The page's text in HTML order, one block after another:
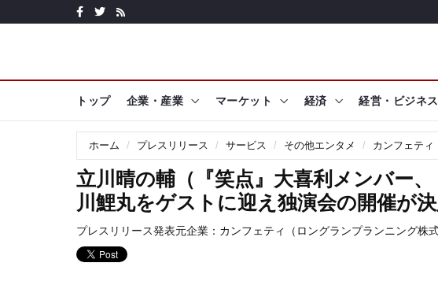
トップ 企業・産業 マーケット 経済 経営・ビジネス
ホーム プレスリリース サービス その他エンタメ カンフェティ
立川晴の輔（『笑点』大喜利メンバー
川鯉丸をゲストに迎え独演会の開催が決
プレスリリース発表元企業： カンフェティ（ロングランプランニング株式